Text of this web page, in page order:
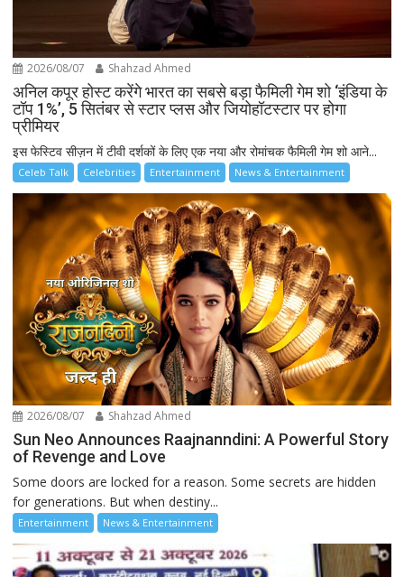
2026/08/07 Shahzad Ahmed
अनिल कपूर होस्ट करेंगे भारत का सबसे बड़ा फैमिली गेम शो ‘इंडिया के
टॉप 1%’, 5 सितंबर से स्टार प्लस और जियोहॉटस्टार पर होगा
प्रीमियर
इस फेस्टिव सीज़न में टीवी दर्शकों के लिए एक नया और रोमांचक फैमिली गेम शो आने...
Celeb Talk Celebrities Entertainment News & Entertainment
2026/08/07 Shahzad Ahmed
Sun Neo Announces Raajnanndini: A Powerful Story
of Revenge and Love
Some doors are locked for a reason. Some secrets are hidden
for generations. But when destiny...
Entertainment News & Entertainment